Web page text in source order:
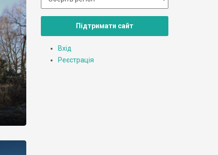
Підтримати сайт
Вхід
Реєстрація